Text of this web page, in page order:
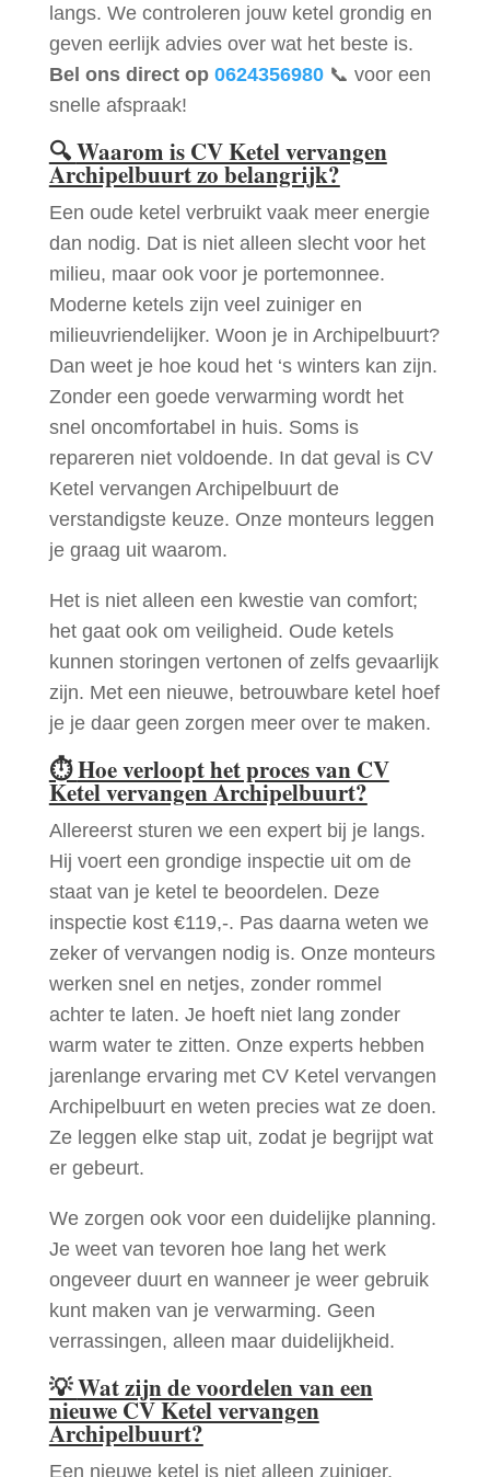
langs. We controleren jouw ketel grondig en
geven eerlijk advies over wat het beste is.
Bel ons direct op 0624356980📞 voor een
snelle afspraak!
🔍Waarom is CV Ketel vervangen
Archipelbuurt zo belangrijk?
Een oude ketel verbruikt vaak meer energie
dan nodig. Dat is niet alleen slecht voor het
milieu, maar ook voor je portemonnee.
Moderne ketels zijn veel zuiniger en
milieuvriendelijker. Woon je in Archipelbuurt?
Dan weet je hoe koud het ‘s winters kan zijn.
Zonder een goede verwarming wordt het
snel oncomfortabel in huis. Soms is
repareren niet voldoende. In dat geval is CV
Ketel vervangen Archipelbuurt de
verstandigste keuze. Onze monteurs leggen
je graag uit waarom.
Het is niet alleen een kwestie van comfort;
het gaat ook om veiligheid. Oude ketels
kunnen storingen vertonen of zelfs gevaarlijk
zijn. Met een nieuwe, betrouwbare ketel hoef
je je daar geen zorgen meer over te maken.
⏱Hoe verloopt het proces van CV
Ketel vervangen Archipelbuurt?
Allereerst sturen we een expert bij je langs.
Hij voert een grondige inspectie uit om de
staat van je ketel te beoordelen. Deze
inspectie kost €119,-. Pas daarna weten we
zeker of vervangen nodig is. Onze monteurs
werken snel en netjes, zonder rommel
achter te laten. Je hoeft niet lang zonder
warm water te zitten. Onze experts hebben
jarenlange ervaring met CV Ketel vervangen
Archipelbuurt en weten precies wat ze doen.
Ze leggen elke stap uit, zodat je begrijpt wat
er gebeurt.
We zorgen ook voor een duidelijke planning.
Je weet van tevoren hoe lang het werk
ongeveer duurt en wanneer je weer gebruik
kunt maken van je verwarming. Geen
verrassingen, alleen maar duidelijkheid.
💡Wat zijn de voordelen van een
nieuwe CV Ketel vervangen
Archipelbuurt?
Een nieuwe ketel is niet alleen zuiniger,